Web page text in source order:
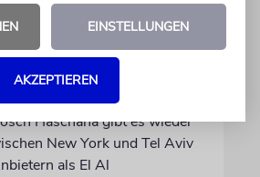
nimmt Route
York wieder
Haschana gibt es wieder
New York und Tel Aviv
als El Al
EINSTELLUNGEN
AKZEPTIEREN